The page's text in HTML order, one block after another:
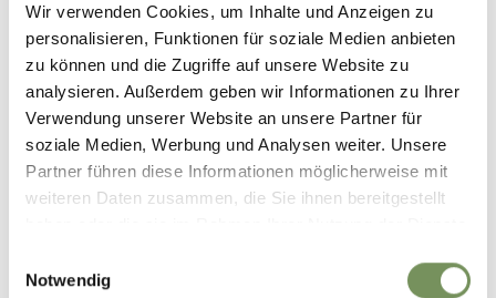
Wir verwenden Cookies, um Inhalte und Anzeigen zu
personalisieren, Funktionen für soziale Medien anbieten
zu können und die Zugriffe auf unsere Website zu
analysieren. Außerdem geben wir Informationen zu Ihrer
Verwendung unserer Website an unsere Partner für
soziale Medien, Werbung und Analysen weiter. Unsere
Partner führen diese Informationen möglicherweise mit
weiteren Daten zusammen, die Sie ihnen bereitgestellt
Notwendig